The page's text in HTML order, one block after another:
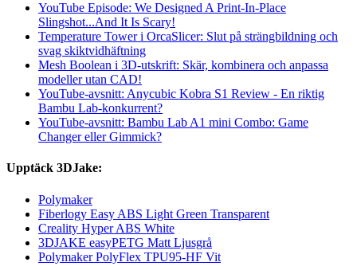
YouTube Episode: We Designed A Print-In-Place
Slingshot...And It Is Scary!
Temperature Tower i OrcaSlicer: Slut på strängbildning och
svag skiktvidhäftning
Mesh Boolean i 3D-utskrift: Skär, kombinera och anpassa
modeller utan CAD!
YouTube-avsnitt: Anycubic Kobra S1 Review - En riktig
Bambu Lab-konkurrent?
YouTube-avsnitt: Bambu Lab A1 mini Combo: Game
Changer eller Gimmick?
Upptäck 3DJake:
Polymaker
Fiberlogy Easy ABS Light Green Transparent
Creality Hyper ABS White
3DJAKE easyPETG Matt Ljusgrå
Polymaker PolyFlex TPU95-HF Vit